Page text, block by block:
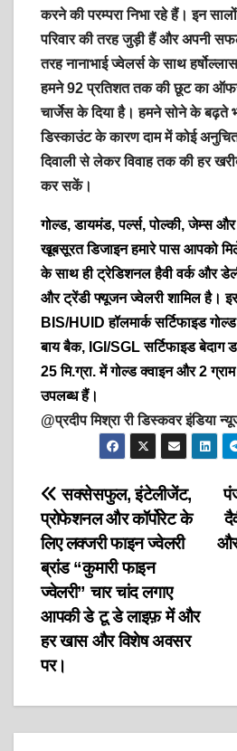
करने की परम्परा निभा रहे हैं। इन
परिवार की तरह जुड़ी हैं और अपनी
तरह नानाभाईज्वेलर्सके साथ
हमने 92 प्रतिशत तक की छूट का
चार्जेस के दिया है। हमने सोने के बढ़ते
डिस्काउंट के कारण दाम में कोई अनुचित
दिवाली से लेकर विवाह तक की हर
कर सकें।
गोल्ड, डायमंड, पर्ल्स, पोल्की, जेम्स
खूबसूरत डिजाइन हमारे पास आपको
के साथ ही ट्रेडिशनल हैवी वर्क और
और ट्रेंडी फ्यूजन ज्वेलरी शामिल है।
BIS/HUID हॉलमार्क सर्टिफाइड
बाय बैक, IGI/SGL सर्टिफाइड बेदाग
25 मि.ग्रा.में गोल्ड क्वाइन और 2
उपलब्ध हैं।
@प्रदीप मिश्रा री डिस्कवर इंडिया
Post
navigation
और
सक्सेसफुल, इंटेलीजेंट,
प्रोफेशनल और कॉर्पोरेट के
लिए लक्जरी फाइन ज्वेलरी
ब्रांड “कुमारी फाइन
ज्वेलरी” चार चांद लगाए
आपकी डे टू डे लाइफ़ में और
हर खास और विशेष अवसर
पर।